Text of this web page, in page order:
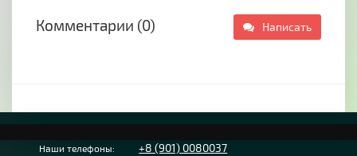
Комментарии (0) Написать
Наши телефоны:
+8 (901) 0080037